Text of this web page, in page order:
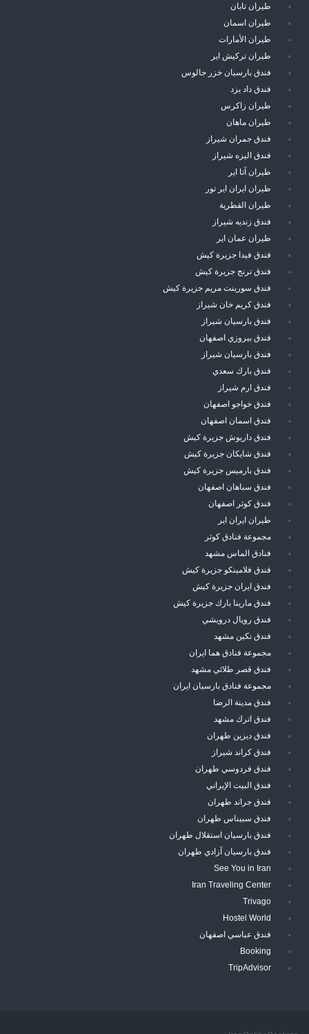
طيران تابان
طيران اسمان
طيران الأمارات
طيران تركيش اير
فندق بارسيان خزر جالوس
فندق داد يزد
طيران زاكرس
طيران ماهان
فندق جمران شيراز
فندق اليزه شيراز
طيران آتا اير
طيران ايران اير تور
طيران القطرية
فندق زنديه شيراز
طيران عمان اير
فندق فيدا جزيرة كيش
فندق ترنج جزيرة كيش
فندق سورينت مريم جزيرة كيش
فندق كريم خان شيراز
فندق بارسيان شيراز
فندق بيروزي اصفهان
فندق بارسيان شيراز
فندق بارك سعدي
فندق ارم شيراز
فندق خواجو اصفهان
فندق اسمان اصفهان
فندق داريوش جزيرة كيش
فندق شايكان جزيرة كيش
فندق بارميس جزيرة كيش
فندق سباهان اصفهان
فندق كوثر اصفهان
طيران ايران اير
مجموعة فنادق كوثر
فنادق الماس مشهد
فندق فلامينكو جزيرة كيش
فندق ايران جزيرة كيش
فندق مارينا بارك جزيرة كيش
فندق رويال درويشي
فندق نكين مشهد
مجموعة فنادق هما ايران
فندق قصر طلائي مشهد
مجموعة فنادق بارسيان ايران
فندق مدينة الرضا
فندق اترك مشهد
فندق ديزين طهران
فندق كراند شيراز
فندق فردوسي طهران
فندق البيت الإيراني
فندق جراند طهران
فندق سبيناس طهران
فندق بارسيان استقلال طهران
فندق بارسيان آزادي طهران
See You in Iran
Iran Traveling Center
Trivago
Hostel World
فندق عباسي اصفهان
Booking
TripAdvisor